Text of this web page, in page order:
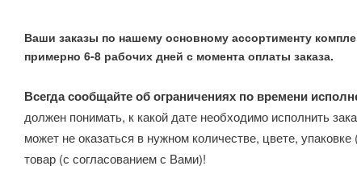
Ваши заказы по нашему основному ассортименту
примерно 6-8 рабочих дней с момента оплаты заказа.
Всегда сообщайте об ограничениях по времени
должен понимать, к какой дате необходимо исполнить
может не оказаться в нужном количестве, цвете,
товар (с согласованием с Вами)!